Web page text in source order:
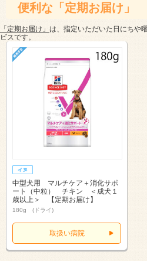
便利な「定期お届け」
「定期お届け」 は、指定いただいた日にちや
ビスです。
中型犬用 マルチケア＋消化サポ
ート（中粒） チキン ＜成犬１
歳以上＞ 【定期お届け】
180g (ドライ)
取扱い病院